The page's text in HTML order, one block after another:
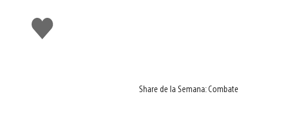
Me
gusta
Share de la Semana: Combate